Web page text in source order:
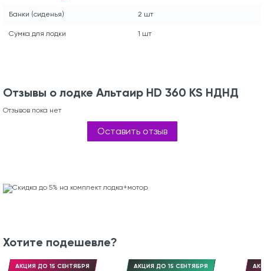
Банки (сиденья) 2 шт
Сумка для лодки 1 шт
Отзывы о лодке Альтаир HD 360 KS НДНД
Отзывов пока нет
Оставить отзыв
Хотите подешевле?
АКЦИЯ ДО 15 СЕНТЯБРЯ АКЦИЯ ДО 15 СЕНТЯБРЯ